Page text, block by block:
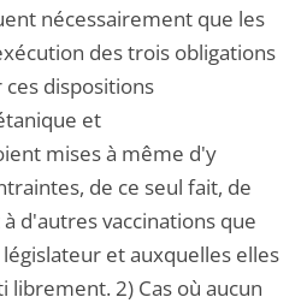
nécessairement que les
des trois obligations
ces dispositions
et
mises à même d'y
de ce seul fait, de
d'autres vaccinations que
et auxquelles elles
librement. 2) Cas où aucun